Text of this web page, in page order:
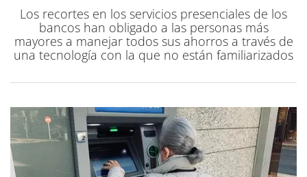
Los recortes en los servicios presenciales de los
bancos han obligado a las personas más
mayores a manejar todos sus ahorros a través de
una tecnología con la que no están familiarizados